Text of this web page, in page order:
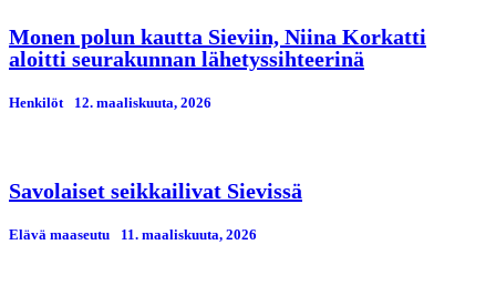
Monen polun kautta Sieviin, Niina Korkatti
aloitti seurakunnan lähetyssihteerinä
Henkilöt 12. maaliskuuta, 2026
Savolaiset seikkailivat Sievissä
Elävä maaseutu 11. maaliskuuta, 2026